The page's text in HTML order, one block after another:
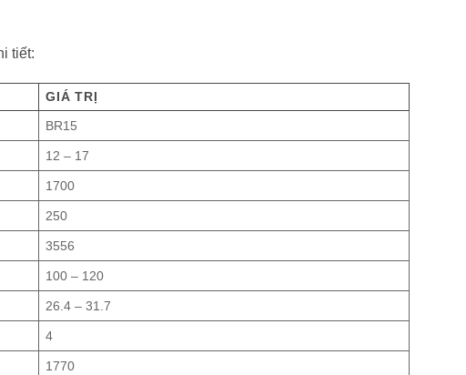
tiết:
GIÁ TRỊ
BR15
12 – 17
1700
250
3556
100 – 120
26.4 – 31.7
4
1770